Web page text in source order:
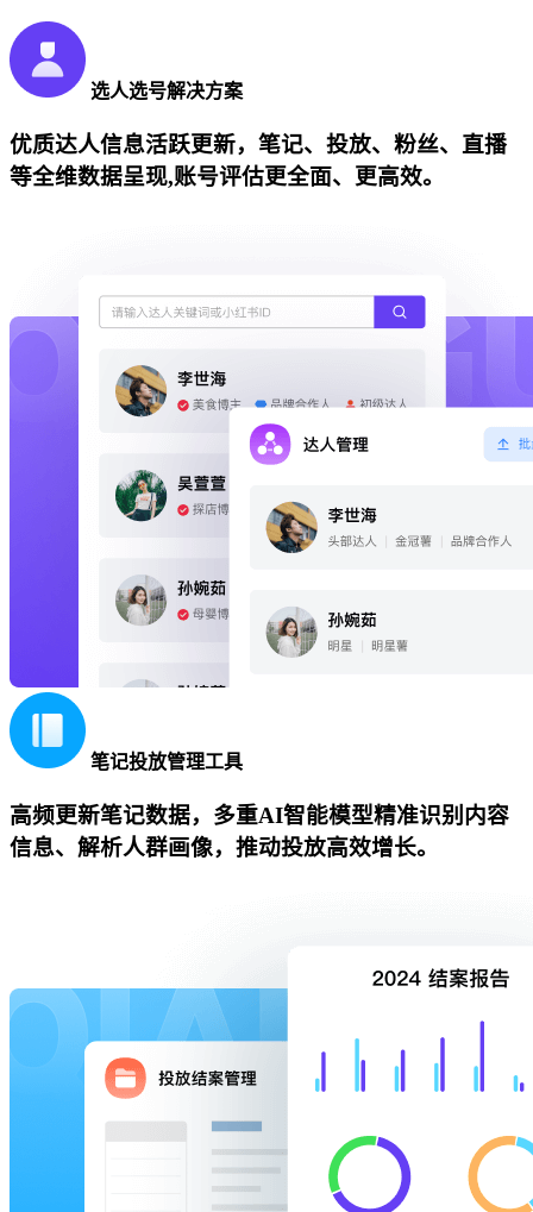
选人选号解决方案
优质达人信息活跃更新，笔记、投放、粉丝、直播
等全维数据呈现,账号评估更全面、更高效。
笔记投放管理工具
高频更新笔记数据，多重AI智能模型精准识别内容
信息、解析人群画像，推动投放高效增长。